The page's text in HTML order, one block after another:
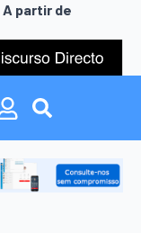
A partir de
Search
for:
Search